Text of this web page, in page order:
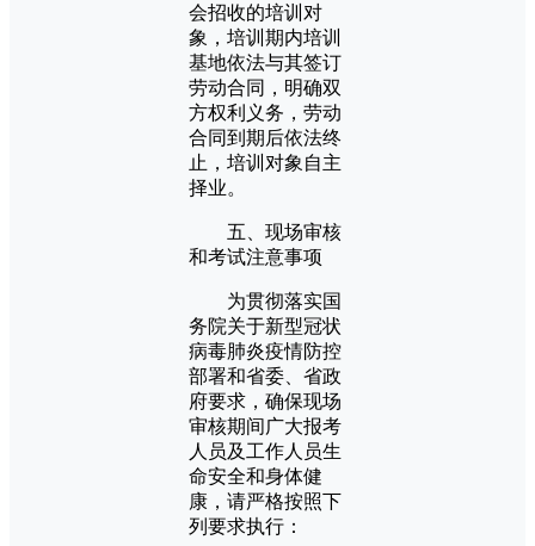
会招收的培训对
象，培训期内培训
基地依法与其签订
劳动合同，明确双
方权利义务，劳动
合同到期后依法终
止，培训对象自主
择业。
五、现场审核
和考试注意事项
为贯彻落实国
务院关于新型冠状
病毒肺炎疫情防控
部署和省委、省政
府要求，确保现场
审核期间广大报考
人员及工作人员生
命安全和身体健
康，请严格按照下
列要求执行：